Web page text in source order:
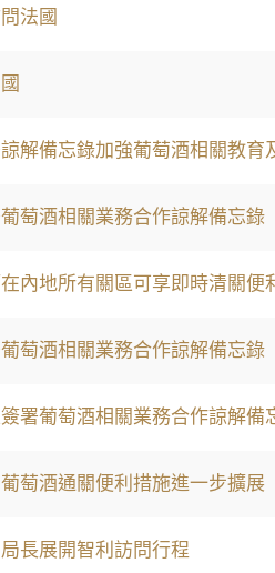
法國
解備忘錄加強葡萄酒相關教育
萄酒相關業務合作諒解備忘錄
內地所有關區可享即時清關便
萄酒相關業務合作諒解備忘錄
署葡萄酒相關業務合作諒解備
萄酒通關便利措施進一步擴展
長展開智利訪問行程